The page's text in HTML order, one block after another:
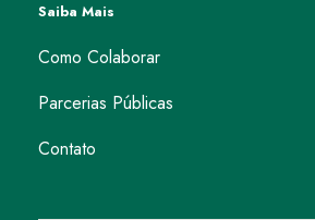
Saiba Mais
Como Colaborar
Parcerias Públicas
Contato